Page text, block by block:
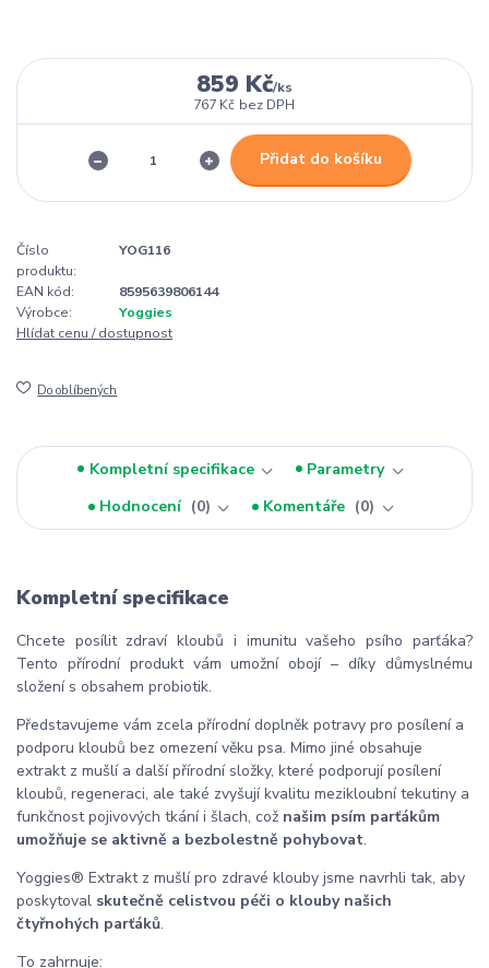
859 Kč/ks
767 Kč bez DPH
Přidat do košíku
Číslo
produktu:
YOG116
EAN kód:
8595639806144
Výrobce:
Yoggies
Hlídat cenu / dostupnost
Do oblíbených
Kompletní specifikace
Parametry
Hodnocení
0 Komentáře 0
Kompletní specifikace
Chcete posílit zdraví kloubů i imunitu vašeho psího parťáka?
Tento přírodní produkt vám umožní obojí – díky důmyslnému
složení s obsahem probiotik.
Představujeme vám zcela přírodní doplněk potravy pro posílení a
podporu kloubů bez omezení věku psa. Mimo jiné obsahuje
extrakt z mušlí a další přírodní složky, které podporují posílení
kloubů, regeneraci, ale také zvyšují kvalitu mezikloubní tekutiny a
funkčnost pojivových tkání i šlach, což našim psím parťákům
umožňuje se aktivně a bezbolestně pohybovat.
Yoggies® Extrakt z mušlí pro zdravé klouby jsme navrhli tak, aby
poskytoval skutečně celistvou péči o klouby našich
čtyřnohých parťáků.
To zahrnuje: